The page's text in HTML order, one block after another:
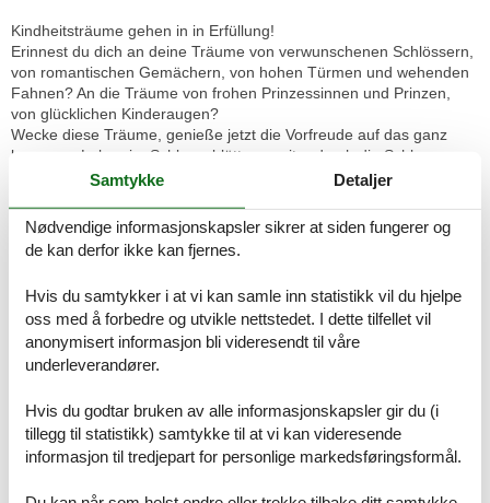
Kindheitsträume gehen in in Erfüllung!
Erinnest du dich an deine Träume von verwunschenen Schlössern,
von romantischen Gemächern, von hohen Türmen und wehenden
Fahnen? An die Träume von frohen Prinzessinnen und Prinzen,
von glücklichen Kinderaugen?
Wecke diese Träume, genieße jetzt die Vorfreude auf das ganz
besonere Leben im Schloss, blättere weiter durch die Schloss-
Seiten. Hunderte positive Bewertungen unserer Schloss-
Lebensfreude im und um ihr Schloss Thannegg, sie erzählen von
einzigartigen Erlebnissen und von interessanten Geschichten. Das
Leben im Schloss mit der 100-Leistungen umfassenden
Das Ennstal ist eines der schönsten Naturparadiese der Alpen.
Durch die besondere Lage inmitten der Berge blieb es verschont
von schlimmen Naturereignissen. Vielleicht deswegen, weil sich
eure Schlossherrn ganz besonders dem Schutz der Interessen
schlosseigene, lehrreiche Familien-Energielehrpfad mit
Wasserkraftwerk, PV-Anlagen, 100kWh Stromspeicher,
Wärmepumpen und Ladestationen heben den ökologischen
Fußabdruck von Bewohnern und seiner Gästefamilie.
Samtykke Detaljer
Nødvendige informasjonskapsler sikrer at siden fungerer og
de kan derfor ikke kan fjernes.
Hvis du samtykker i at vi kan samle inn statistikk vil du hjelpe
oss med å forbedre og utvikle nettstedet. I dette tilfellet vil
anonymisert informasjon bli videresendt til våre
underleverandører.
Hvis du godtar bruken av alle informasjonskapsler gir du (i
tillegg til statistikk) samtykke til at vi kan videresende
informasjon til tredjepart for personlige markedsføringsformål.